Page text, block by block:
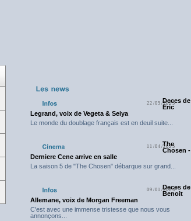
22/05/2025Deces de
Eric
Legrand, voix de Vegeta & Seiya
Le monde du doublage français est en deuil suite...
11/04/2025
The
Chosen -
Derniere Cene arrive en salle
La saison 5 de "The Chosen" débarque sur grand...
09/01/2025Deces de
Benoit
Allemane, voix de Morgan Freeman
C'est avec une immense tristesse que nous vous
annonçons...